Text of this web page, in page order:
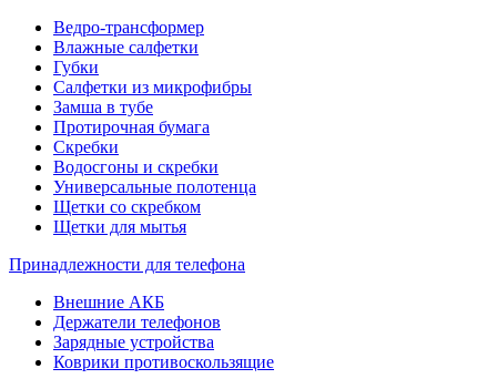
Ведро-трансформер
Влажные салфетки
Губки
Салфетки из микрофибры
Замша в тубе
Протирочная бумага
Скребки
Водосгоны и скребки
Универсальные полотенца
Щетки со скребком
Щетки для мытья
Принадлежности для телефона
Внешние АКБ
Держатели телефонов
Зарядные устройства
Коврики противоскользящие